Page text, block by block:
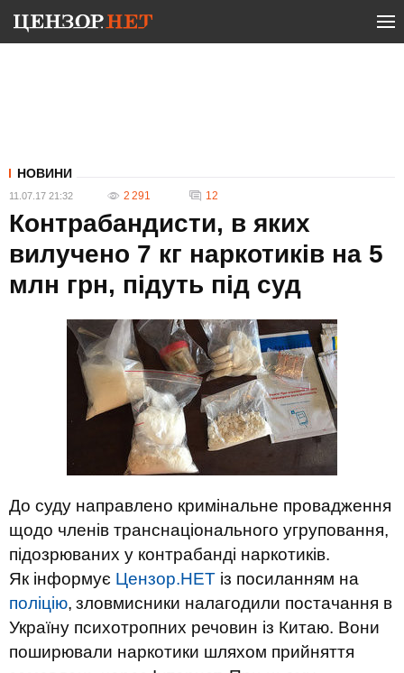
НОВИНИ
11.07.17 21:32 2 291 12
Контрабандисти, в яких
вилучено 7 кг наркотиків на 5
млн грн, підуть під суд
До суду направлено кримінальне провадження
щодо членів транснаціонального угруповання,
підозрюваних у контрабанді наркотиків.
Як інформує Цензор.НЕТ із посиланням на
поліцію, зловмисники налагодили постачання в
Україну психотропних речовин із Китаю. Вони
поширювали наркотики шляхом прийняття